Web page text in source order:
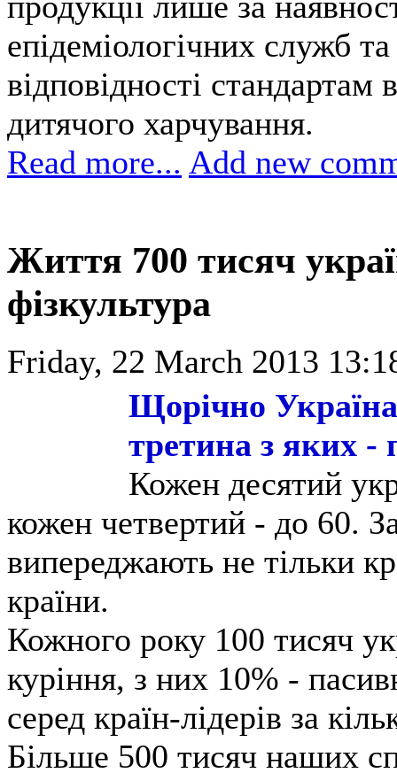
епідеміологічних служб
відповідності стандартам
дитячого харчування.
Read more... Add new
Життя 700 тисяч
фізкультура
Friday, 22 March 2013
Щорічно
третина з яких -
Кожен десятий
кожен четвертий - до 60.
випереджають не тільки
країни.
Кожного року 100 тисяч
куріння, з них 10% -
серед країн-лідерів за
Більше 500 тисяч наших